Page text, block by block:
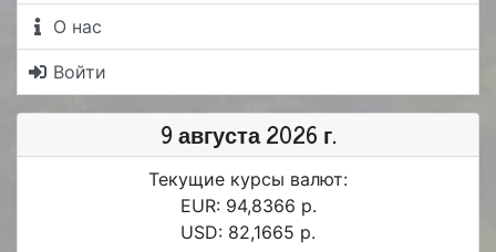
О нас
Войти
9 августа 2026 г.
Текущие курсы валют:
EUR: 94,8366 р.
USD: 82,1665 р.